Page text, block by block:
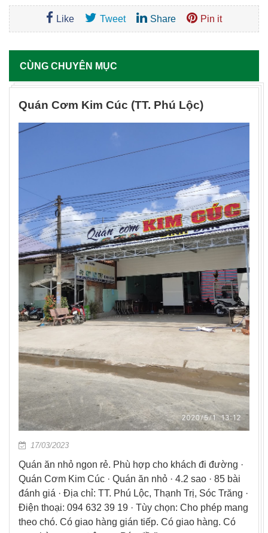
Like Tweet Share Pin it
CÙNG CHUYÊN MỤC
Quán Cơm Kim Cúc (TT. Phú Lộc)
17/03/2023
Quán ăn nhỏ ngon rẻ. Phù hợp cho khách đi đường ·
Quán Cơm Kim Cúc · Quán ăn nhỏ · 4.2 sao · 85 bài
đánh giá · Địa chỉ: TT. Phú Lộc, Thạnh Trị, Sóc Trăng ·
Điện thoại: 094 632 39 19 · Tùy chọn: Cho phép mang
theo chó. Có giao hàng gián tiếp. Có giao hàng. Có